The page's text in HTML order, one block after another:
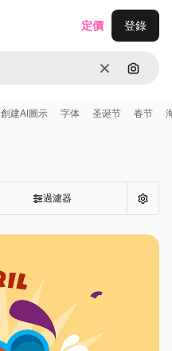
清除 通過圖
定價 登錄
創建AI圖示 字体 圣诞节 春节
過濾器